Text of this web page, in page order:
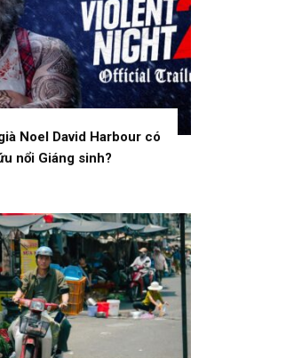
Noel David Harbour có
nổi Giáng sinh?